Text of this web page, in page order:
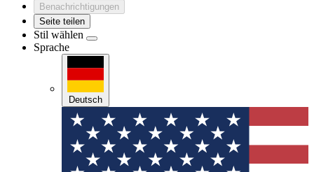
Benachrichtigungen
Seite teilen
Stil wählen
Sprache
Deutsch